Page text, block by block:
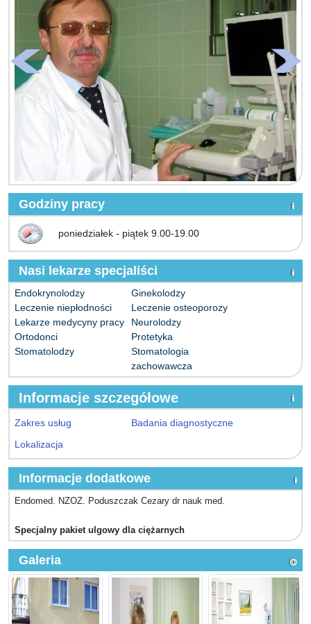
Godziny pracy
poniedziałek - piątek 9.00-19.00
Nasi lekarze specjaliści
Endokrynolodzy
Ginekolodzy
Leczenie niepłodności
Leczenie osteoporozy
Lekarze medycyny pracy
Neurolodzy
Ortodonci
Protetyka
Stomatolodzy
Stomatologia
zachowawcza
Informacje szczegółowe
Zakres usług
Badania diagnostyczne
Lokalizacja
Informacje dodatkowe
Endomed. NZOZ. Poduszczak Cezary dr nauk med.
Specjalny pakiet ulgowy dla ciężarnych
Galeria